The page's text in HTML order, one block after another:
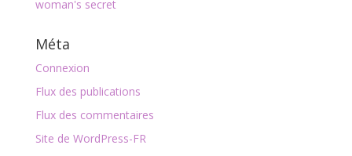
woman's secret
Méta
Connexion
Flux des publications
Flux des commentaires
Site de WordPress-FR